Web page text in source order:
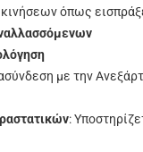
όπως
με την
: